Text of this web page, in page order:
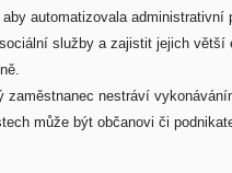
automatizovala administrativní
služby a zajistit jejich větší
nestráví
může být občanovi či